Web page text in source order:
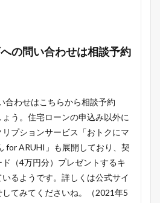
の問い合わせは相談予約
合わせはこちらから相談予約
ょう。住宅ローンの申込み以外に
プションサービス「おトクにマ
for ARUHI」も展開しており、契
（4万円分）プレゼントするキ
るようです。詳しくは公式サイ
してみてくださいね。（2021年5